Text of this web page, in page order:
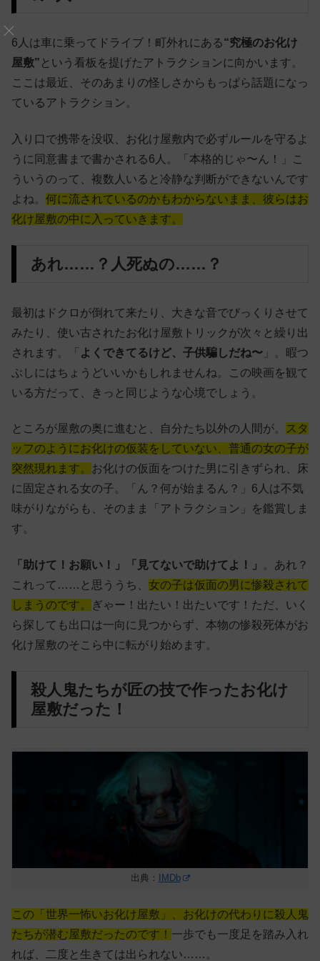
6人は車に乗ってドライブ！町外れにある“究極のお化け
屋敷” という看板を提げたアトラクションに向かいます。
ここは最近、そのあまりの怪しさからもっぱら話題になっ
ているアトラクション。
入り口で携帯を没収、お化け屋敷内で必ずルールを守るよ
うに同意書まで書かされる6人。「本格的じゃ〜ん！」こ
ういうのって、複数人いると冷静な判断ができないんです
よね。 何に流されているのかもわからないまま、彼らはお
化け屋敷の中に入っていきます。
あれ……？人死ぬの……？
最初はドクロが倒れて来たり、大きな音でびっくりさせて
みたり、使い古されたお化け屋敷トリックが次々と繰り出
されます。「 よくできてるけど、子供騙しだね〜 」。暇つ
ぶしにはちょうどいいかもしれませんね。この映画を観て
いる方だって、きっと同じような心境でしょう。
ところが屋敷の奥に進むと、自分たち以外の人間が。
スタ
ッフのようにお化けの仮装をしていない、普通の女の子が
突然現れます。
お化けの仮面をつけた男に引きずられ、床
に固定される女の子。「ん？何が始まるん？」6人は不気
味がりながらも、そのまま「アトラクション」を鑑賞しま
す。
「助けて！お願い！」「見てないで助けてよ！」
。あれ？
これって……と思ううち、 女の子は仮面の男に惨殺されて
しまうのです。
ぎゃー！出たい！出たいです！ただ、いく
ら探しても出口は一向に見つからず、本物の惨殺死体がお
化け屋敷のそこら中に転がり始めます。
殺人鬼たちが匠の技で作ったお化け
屋敷だった！
出典： IMDb
この「世界一怖いお化け屋敷」、お化けの代わりに殺人鬼
たちが潜む屋敷だったのです！ 一歩でも一度足を踏み入れ
れば、二度と生きては出られない……。